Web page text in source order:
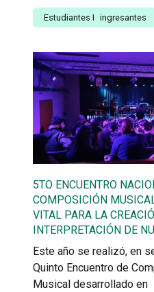
Estudiantes I ingresantes
5TO ENCUENTRO
COMPOSICIÓN
VITAL PARA LA
INTERPRETACIÓN DE
Este año se realizó, en
Quinto Encuentro de
Musical desarrollado en